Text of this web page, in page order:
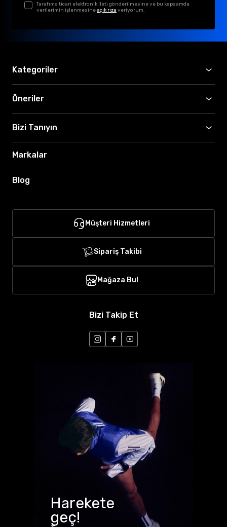
Tarafıma ticari elektronik ileti gönderilmesine ve bu kapsamda
verilerimin işlenmesineaçık rıza veriyorum.
Kategoriler
Öneriler
Bizi Tanıyın
Markalar
Blog
Müşteri Hizmetleri
Sipariş Takibi
Mağaza Bul
Bizi Takip Et
Harekete
geç!